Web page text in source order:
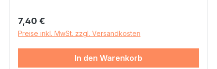
Regulärer Preis:
7,40 €
Preise inkl. MwSt. zzgl. Versandkosten
In den Warenkorb